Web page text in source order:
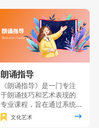
理论知识与实践技能紧密
结合，致力于为广大家长
提供一个系统、全面的学
习平台。
朗诵指导
《朗诵指导》是一门专注
于朗诵技巧和艺术表现的
专业课程，旨在通过系统
的训练和实践使学员掌握
朗诵的基本功，同时注重
文化艺术